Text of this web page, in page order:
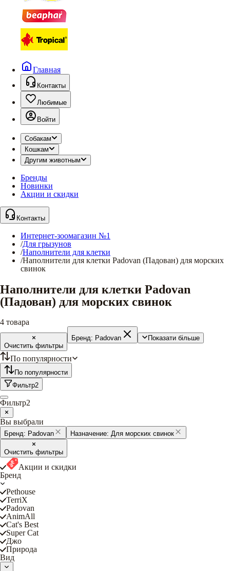
Главная
Контакты
Любимые
Войти
Собакам
Кошкам
Другим животным
Бренды
Новинки
Акции и скидки
Контакты
Интернет-зоомагазин №1
/Для грызунов
/Наполнители для клетки
/Наполнители для клетки Padovan (Падован) для морских
свинок
Наполнители для клетки Padovan
(Падован) для морских свинок
4 товара
Очистить фильтры
Бренд: Padovan Показати більше
По популярности
По популярности
Фильтр2
Фильтр2
Вы выбрали
Бренд: Padovan Назначение: Для морских свинок
Очистить фильтры
Акции и скидки
Бренд
Pethouse
TerriX
Padovan
AnimAll
Cat's Best
Super Cat
Джо
Природа
Вид